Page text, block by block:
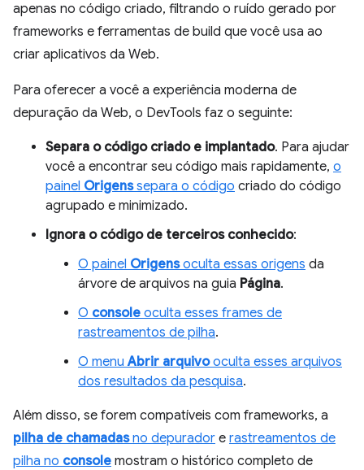
apenas no código criado, filtrando o ruído gerado por
frameworks e ferramentas de build que você usa ao
criar aplicativos da Web.
Para oferecer a você a experiência moderna de
depuração da Web, o DevTools faz o seguinte:
Separa o código criado e implantado. Para ajudar
você a encontrar seu código mais rapidamente, o
painel Origenssepara o código criado do código
agrupado e minimizado.
Ignora o código de terceiros conhecido:
O painel Origensoculta essas origens da
árvore de arquivos na guia Página.
O console oculta esses frames de
rastreamentos de pilha.
O menuAbrir arquivooculta esses arquivos
dos resultados da pesquisa.
Além disso, se forem compatíveis com frameworks, a
pilha de chamadasno depurador e rastreamentos de
pilha no console mostram o histórico completo de